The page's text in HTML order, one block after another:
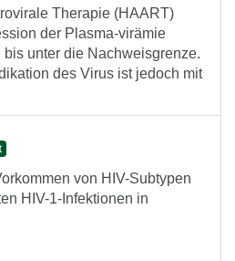
Therapie (HAART)
der Plasma-virämie
unter die Nachweisgrenze.
des Virus ist jedoch mit
von HIV-Subtypen
HIV-1-Infektionen in